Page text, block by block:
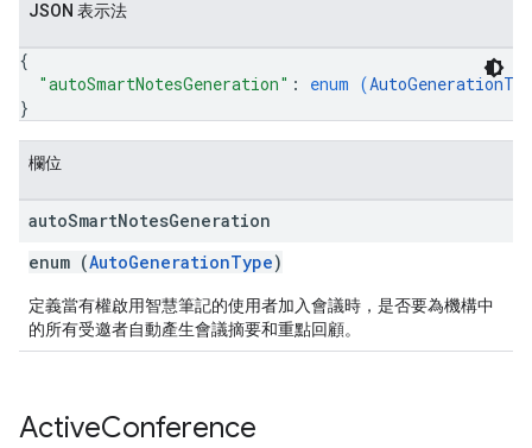
JSON 表示法
{
"autoSmartNotesGeneration" : enum (
}
欄位
autoSmartNotesGeneration
enum (AutoGenerationType)
定義當有權啟用智慧筆記的使用者加入會議時，是否要為機構中
的所有受邀者自動產生會議摘要和重點回顧。
ActiveConference